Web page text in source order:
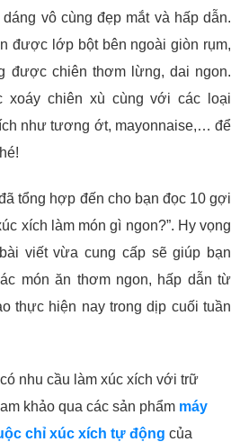
vô cùng đẹp mắt và hấp dẫn.
được lớp bột bên ngoài giòn rụm,
được chiên thơm lừng, dai ngon.
xoáy chiên xù cùng với các loại
như tương ớt, mayonnaise,… để
tổng hợp đến cho bạn đọc 10 gợi
xích làm món gì ngon?”. Hy vọng
viết vừa cung cấp sẽ giúp bạn
món ăn thơm ngon, hấp dẫn từ
thực hiện nay trong dịp cuối tuần
nhu cầu làm xúc xích với trữ
khảo qua các sản phẩm máy
chỉ xúc xích tự động của